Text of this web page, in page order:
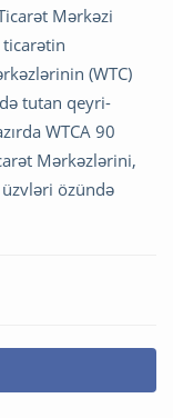
Mərkəzi
ticarətin
(WTC)
tutan qeyri-
WTCA 90
Mərkəzlərini,
özündə